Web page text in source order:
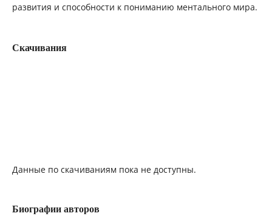
развития и способности к пониманию ментального мира.
Скачивания
Данные по скачиваниям пока не доступны.
Биографии авторов